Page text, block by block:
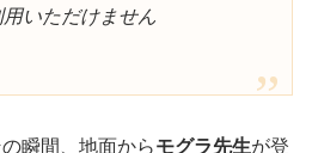
いただけません
瞬間、地面からモグラ先生が登